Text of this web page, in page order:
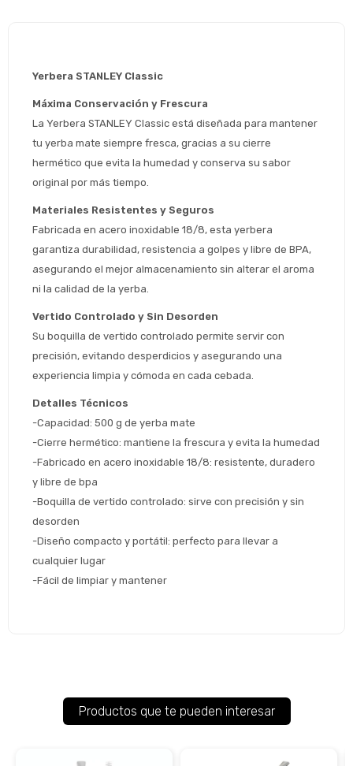
Yerbera STANLEY Classic
Máxima Conservación y Frescura
La Yerbera STANLEY Classic está diseñada para mantener
tu yerba mate siempre fresca, gracias a su cierre
hermético que evita la humedad y conserva su sabor
original por más tiempo.
Materiales Resistentes y Seguros
Fabricada en acero inoxidable 18/8, esta yerbera
garantiza durabilidad, resistencia a golpes y libre de BPA,
asegurando el mejor almacenamiento sin alterar el aroma
ni la calidad de la yerba.
Vertido Controlado y Sin Desorden
Su boquilla de vertido controlado permite servir con
precisión, evitando desperdicios y asegurando una
experiencia limpia y cómoda en cada cebada.
Detalles Técnicos
-Capacidad: 500 g de yerba mate
-Cierre hermético: mantiene la frescura y evita la humedad
-Fabricado en acero inoxidable 18/8: resistente, duradero
y libre de bpa
-Boquilla de vertido controlado: sirve con precisión y sin
desorden
-Diseño compacto y portátil: perfecto para llevar a
cualquier lugar
-Fácil de limpiar y mantener
Productos que te pueden interesar
Comprá ahora y Pagá
Después, hasta en 12
tarjeta de crédito
Volver al inicio
Después.
¡Tenés hasta
Elegí tus productos preferidos
Seleccioná Pago Después como metodo
de pago
Parece que no tenes oferta, lamentamos
el inconveniente, por cualquier duda
preguntas@pagodespues.com.uy
¡Algo salió mal!
Por favor intenta nuevamente mas tarde.